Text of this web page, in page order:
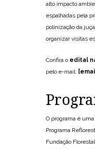
alto impacto
espalhadas pela
polinização da
organizar visitas
Confira o edital
pelo e-mail:
O programa é
Programa
Fundação